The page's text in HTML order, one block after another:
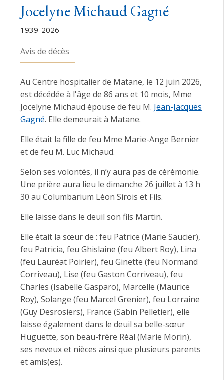
Jocelyne Michaud Gagné
1939-2026
Avis de décès
Au Centre hospitalier de Matane, le 12 juin 2026,
est décédée à l'âge de 86 ans et 10 mois, Mme
Jocelyne Michaud épouse de feu M. Jean-Jacques
Gagné. Elle demeurait à Matane.
Elle était la fille de feu Mme Marie-Ange Bernier
et de feu M. Luc Michaud.
Selon ses volontés, il n’y aura pas de cérémonie.
Une prière aura lieu le dimanche 26 juillet à 13 h
30 au Columbarium Léon Sirois et Fils.
Elle laisse dans le deuil son fils Martin.
Elle était la sœur de : feu Patrice (Marie Saucier),
feu Patricia, feu Ghislaine (feu Albert Roy), Lina
(feu Lauréat Poirier), feu Ginette (feu Normand
Corriveau), Lise (feu Gaston Corriveau), feu
Charles (Isabelle Gasparo), Marcelle (Maurice
Roy), Solange (feu Marcel Grenier), feu Lorraine
(Guy Desrosiers), France (Sabin Pelletier), elle
laisse également dans le deuil sa belle-sœur
Huguette, son beau-frère Réal (Marie Morin),
ses neveux et nièces ainsi que plusieurs parents
et amis(es).